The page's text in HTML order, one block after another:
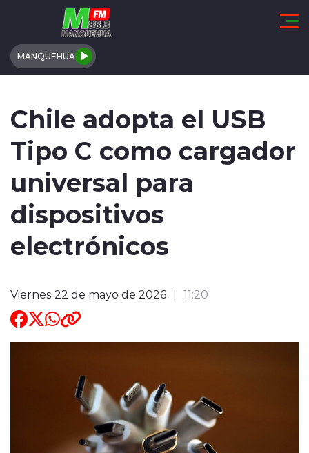
Click acá para ir directamente al contenido
MANQUEHUA
REGIONALES
ACTUALIDAD
TENDENCIAS
INTERNACIONAL
modo claro
Chile adopta el USB
Tipo C como cargador
universal para
dispositivos
electrónicos
Viernes 22 de mayo de 2026 11:20